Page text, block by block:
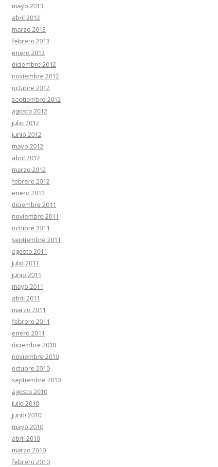
mayo 2013
abril 2013
marzo 2013
febrero 2013
enero 2013
diciembre 2012
noviembre 2012
octubre 2012
septiembre 2012
agosto 2012
julio 2012
junio 2012
mayo 2012
abril 2012
marzo 2012
febrero 2012
enero 2012
diciembre 2011
noviembre 2011
octubre 2011
septiembre 2011
agosto 2011
julio 2011
junio 2011
mayo 2011
abril 2011
marzo 2011
febrero 2011
enero 2011
diciembre 2010
noviembre 2010
octubre 2010
septiembre 2010
agosto 2010
julio 2010
junio 2010
mayo 2010
abril 2010
marzo 2010
febrero 2010